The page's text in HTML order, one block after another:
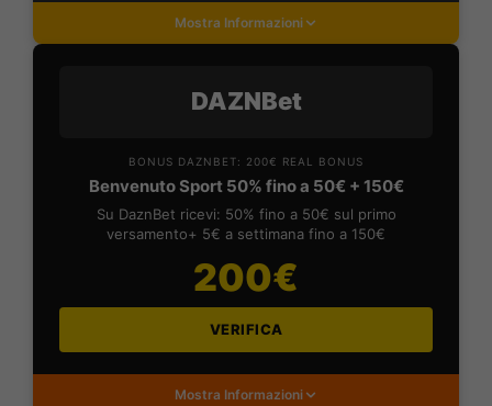
Mostra Informazioni
DAZNBet
BONUS DAZNBET: 200€ REAL BONUS
Benvenuto Sport 50% fino a 50€ + 150€
Su DaznBet ricevi: 50% fino a 50€ sul primo
versamento+ 5€ a settimana fino a 150€
200€
VERIFICA
Mostra Informazioni